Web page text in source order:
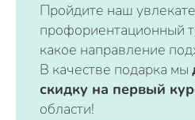
Пройдите наш
профориентационный
какое направление
В качестве подарка мы
скидку на первый
области!